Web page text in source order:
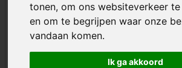
tonen, om ons websiteverkeer
en om te begrijpen waar onze
vandaan komen.
Ik ga akkoord